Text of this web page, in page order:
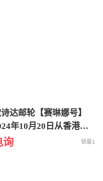
达邮轮【赛琳娜号】
年10月20日从香港出
到日本八重山诸岛 5天4
询 销量1